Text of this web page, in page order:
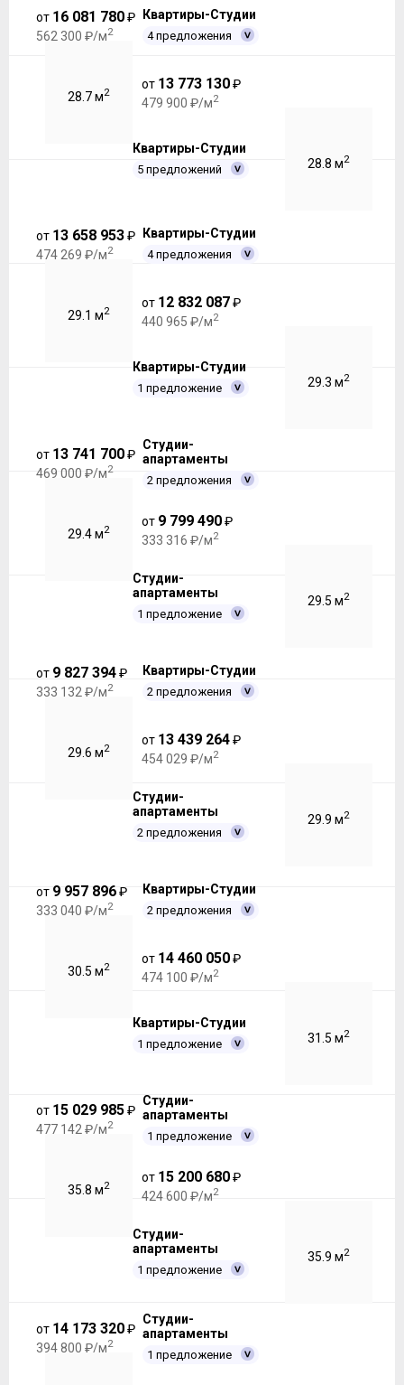
от 16 081 780₽
562 300 ₽/м2
Квартиры-Студии
4 предложения
28.7 м2
от 13 773 130₽
479 900 ₽/м2
Квартиры-Студии
5 предложений 28.8 м2
от 13 658 953₽
474 269 ₽/м2
Квартиры-Студии
4 предложения
29.1 м2
от 12 832 087₽
440 965 ₽/м2
Квартиры-Студии
1 предложение 29.3 м2
от 13 741 700₽
469 000 ₽/м2
Студии-
апартаменты
2 предложения
29.4 м2
от 9 799 490₽
333 316 ₽/м2
Студии-
апартаменты
1 предложение
29.5 м2
от 9 827 394₽
333 132 ₽/м2
Квартиры-Студии
2 предложения
29.6 м2
от 13 439 264₽
454 029 ₽/м2
Студии-
апартаменты
2 предложения
29.9 м2
от 9 957 896₽
333 040 ₽/м2
Квартиры-Студии
2 предложения
30.5 м2
от 14 460 050₽
474 100 ₽/м2
Квартиры-Студии
1 предложение 31.5 м2
от 15 029 985₽
477 142 ₽/м2
Студии-
апартаменты
1 предложение
35.8 м2
от 15 200 680₽
424 600 ₽/м2
Студии-
апартаменты
1 предложение
35.9 м2
от 14 173 320₽
394 800 ₽/м2
Студии-
апартаменты
1 предложение